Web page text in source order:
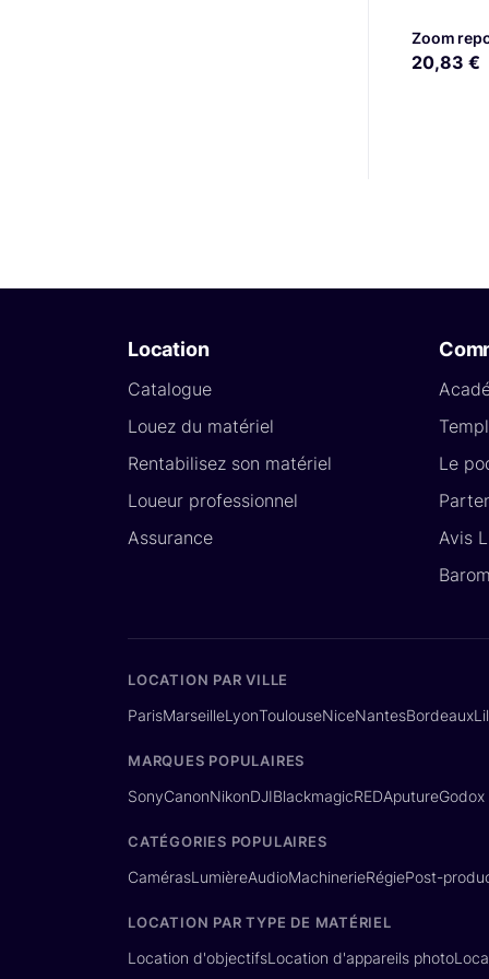
Zoom
20,83 €
Location
Catalogue
Louez du matériel
Rentabilisez son matériel
Loueur professionnel
Assurance
Le
Avis
LOCATION PAR VILLE
ParisMarseilleLyonToulouseNiceNantesBordeaux
MARQUES POPULAIRES
SonyCanonNikonDJIBlackmagicREDAputureGodox
CATÉGORIES POPULAIRES
CamérasLumièreAudioMachinerieRégiePost-
LOCATION PAR TYPE DE MATÉRIEL
Location d'objectifsLocation d'appareils photo